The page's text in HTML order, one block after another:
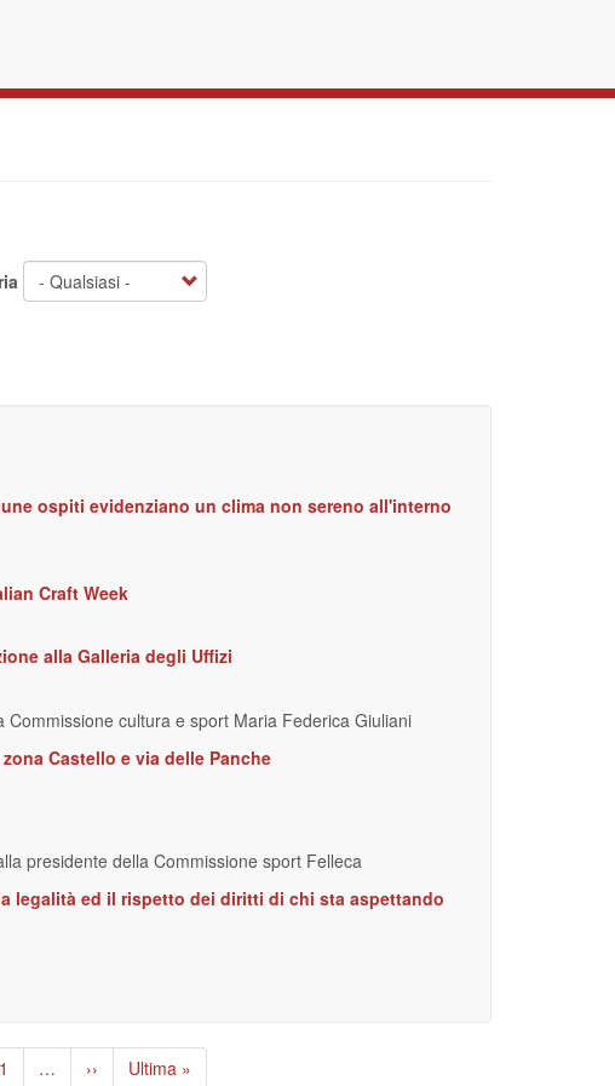
ospiti evidenziano un clima non sereno all'interno
Craft Week
alla Galleria degli Uffizi
cultura e sport Maria Federica Giuliani
Castello e via delle Panche
presidente della Commissione sport Felleca
legalità ed il rispetto dei diritti di chi sta aspettando
…
Pagina
››
Ultima
Ultima »